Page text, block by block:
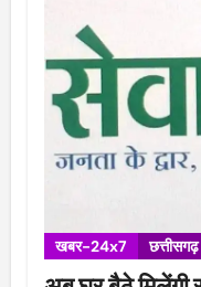
खबर-24x7 छत्तीसगढ़